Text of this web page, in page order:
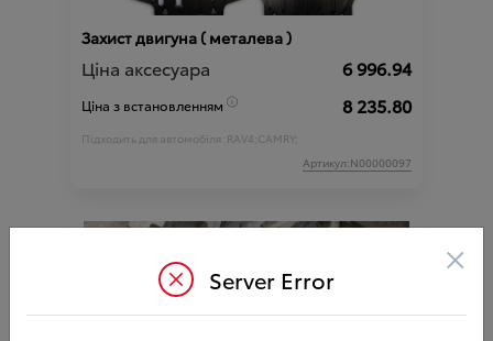
Захист двигуна ( металева )
Ціна аксесуара 6 996.94
Ціна з встановленням 8 235.80
Підходить для автомобіля :RAV4;CAMRY;
Артикул:N00000097
Server Error ×